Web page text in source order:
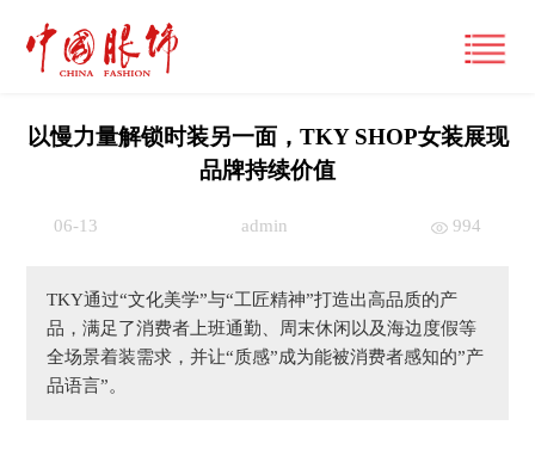
要闻
财经
潮流文化
以慢力量解锁时装另一面，TKY SHOP女装展现
品牌持续价值
06-13 admin 994
TKY通过“文化美学”与“工匠精神”打造出高品质的产
品，满足了消费者上班通勤、周末休闲以及海边度假等
全场景着装需求，并让“质感”成为能被消费者感知的”产
品语言”。